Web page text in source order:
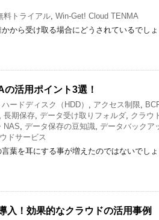
料トライアル, Win-Get! Cloud TENMA
から受け取る場合にどうされているでし
活用ポイント3選！
ハードディスク（HDD） , アクセス制限,
, 長期保存, データ受け取りフォルダ, クラウ
NAS, データ保存の豆知識, データバックア
ドサービス
葉を耳にする事が増えたのではないでし
入！効果的なクラウドの活用事例